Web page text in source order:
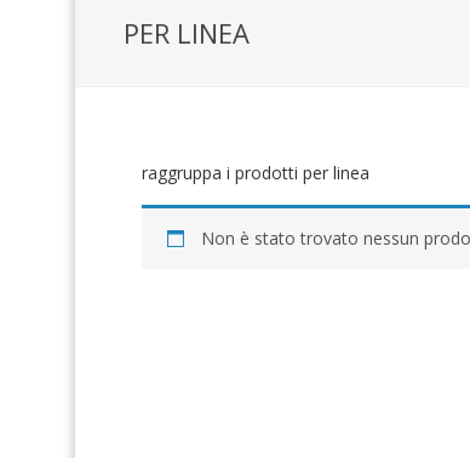
PER LINEA
raggruppa i prodotti per linea
Non è stato trovato nessun